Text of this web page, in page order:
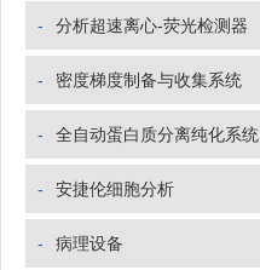
- 分析超速离心-荧光检测器
- 密度梯度制备与收集系统
- 全自动蛋白质分离纯化系统
- 安捷伦细胞分析
- 病理设备